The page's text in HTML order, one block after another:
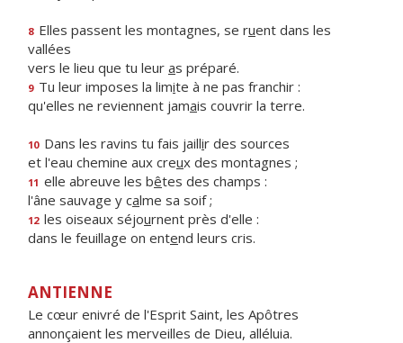
8 Elles passent les montagnes, se ruent dans les
vallées
vers le lieu que tu leur as préparé.
9 Tu leur imposes la limite à ne pas franchir :
qu'elles ne reviennent jamais couvrir la terre.
10 Dans les ravins tu fais jaillir des sources
et l'eau chemine aux creux des montagnes ;
11 elle abreuve les bêtes des champs :
l'âne sauvage y calme sa soif ;
12 les oiseaux séjournent près d'elle :
dans le feuillage on entend leurs cris.
ANTIENNE
Le cœur enivré de l'Esprit Saint, les Apôtres
annonçaient les merveilles de Dieu, alléluia.